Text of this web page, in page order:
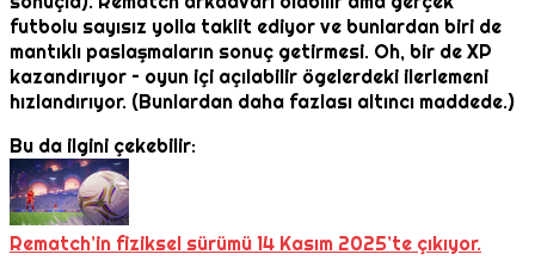
futbolu sayısız yolla taklit ediyor ve bunlardan biri de
mantıklı paslaşmaların sonuç getirmesi. Oh, bir de XP
kazandırıyor – oyun içi açılabilir ögelerdeki ilerlemeni
hızlandırıyor. (Bunlardan daha fazlası altıncı maddede.)
Bu da ilgini çekebilir:
Rematch’in fiziksel sürümü 14 Kasım 2025’te çıkıyor.